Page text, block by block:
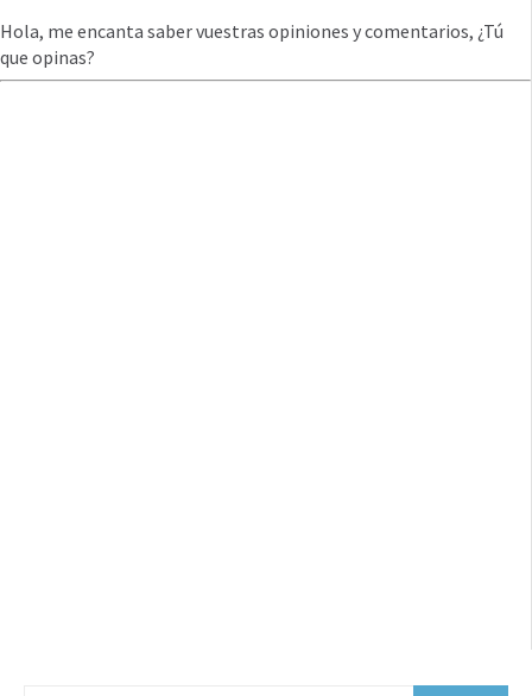
Hola, me encanta saber vuestras opiniones y comentarios, ¿Tú
que opinas?